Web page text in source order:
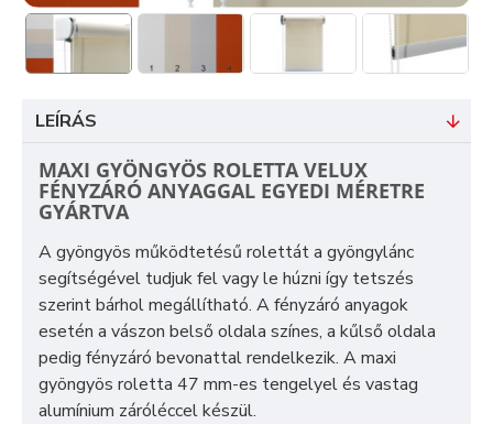
LEÍRÁS
MAXI GYÖNGYÖS ROLETTA VELUX
FÉNYZÁRÓ ANYAGGAL EGYEDI MÉRETRE
GYÁRTVA
A gyöngyös működtetésű rolettát a gyöngylánc
segítségével tudjuk fel vagy le húzni így tetszés
szerint bárhol megállítható. A fényzáró anyagok
esetén a vászon belső oldala színes, a kűlső oldala
pedig fényzáró bevonattal rendelkezik. A maxi
gyöngyös roletta 47 mm-es tengelyel és vastag
alumínium záróléccel készül.